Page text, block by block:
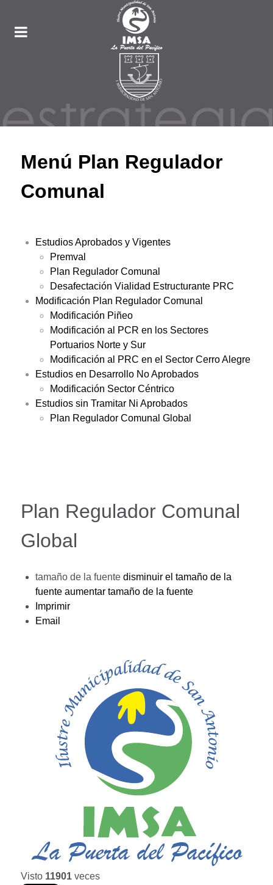
Menú Plan Regulador
Comunal
Estudios Aprobados y Vigentes
Premval
Plan Regulador Comunal
Desafectación Vialidad Estructurante PRC
Modificación Plan Regulador Comunal
Modificación Piñeo
Modificación al PCR en los Sectores
Portuarios Norte y Sur
Modificación al PRC en el Sector Cerro Alegre
Estudios en Desarrollo No Aprobados
Modificación Sector Céntrico
Estudios sin Tramitar Ni Aprobados
Plan Regulador Comunal Global
Plan Regulador Comunal
Global
tamaño de la fuente disminuir el tamaño de la
fuente aumentar tamaño de la fuente
Imprimir
Email
Visto 11901 veces